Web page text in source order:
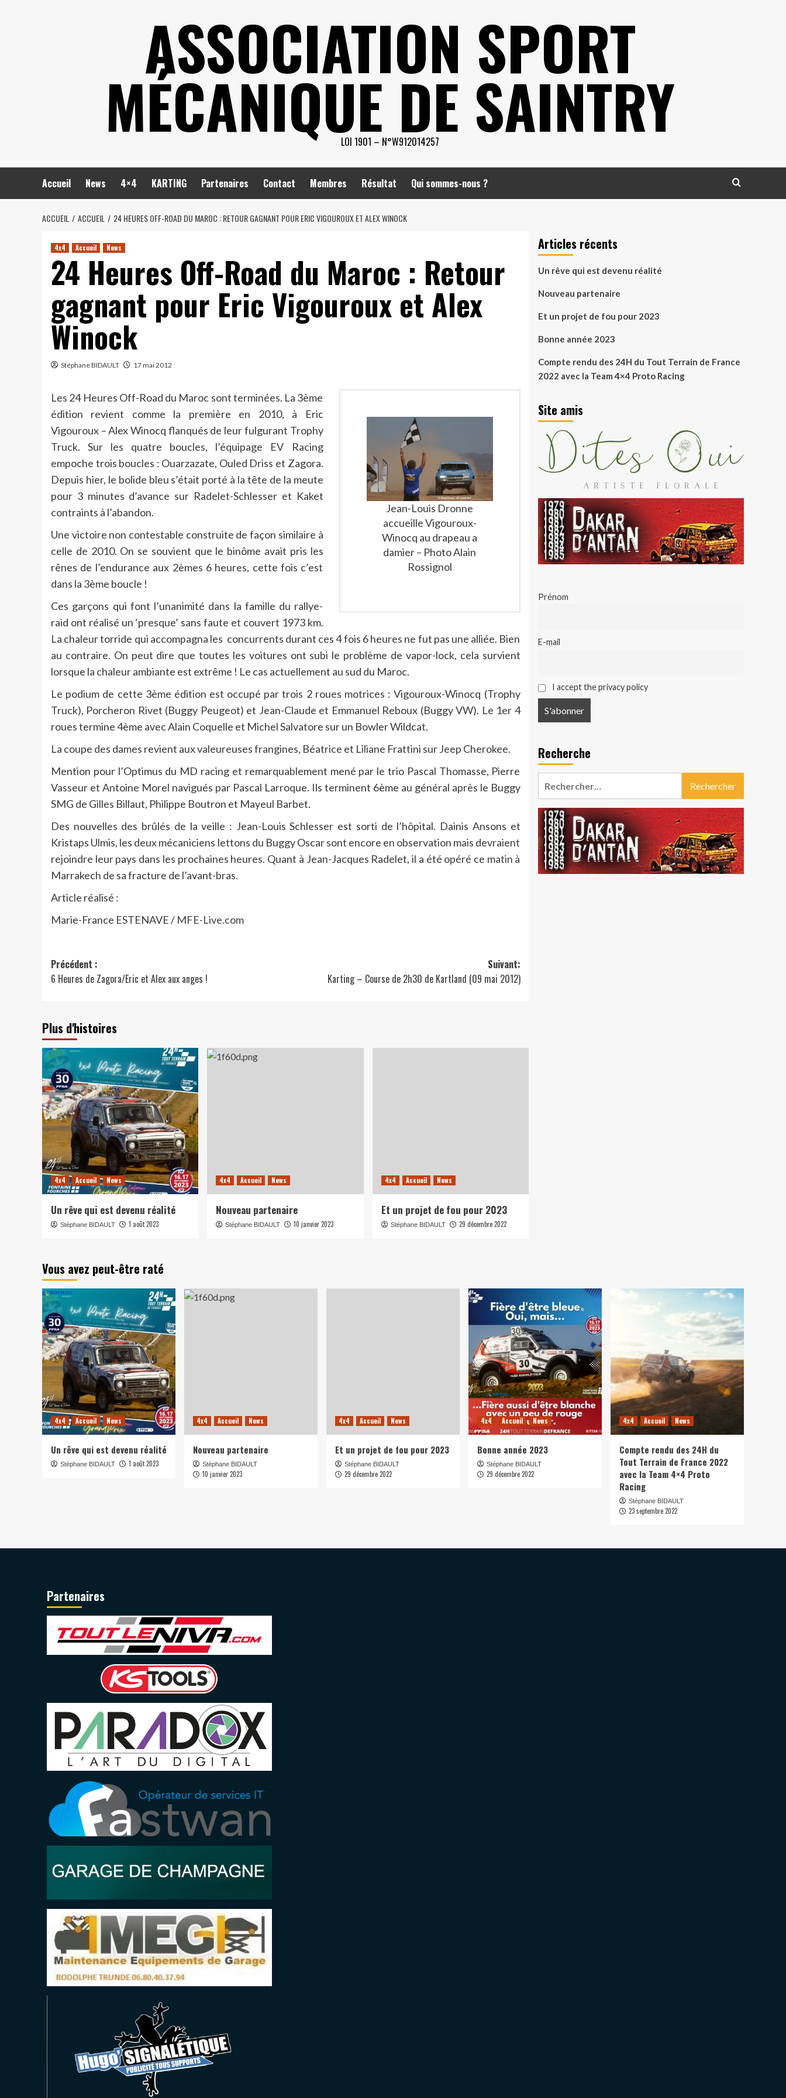
ASSOCIATION SPORT
MÉCANIQUE DE SAINTRY
LOI 1901 – N°W912014257
Accueil News 4×4 KARTING Partenaires Contact Membres Résultat Qui sommes-nous ?
ACCUEIL ACCUEIL 24 HEURES OFF-ROAD DU MAROC : RETOUR GAGNANT POUR ERIC VIGOUROUX ET ALEX WINOCK
4x4 Accueil News
24 Heures Off-Road du Maroc : Retour
gagnant pour Eric Vigouroux et Alex
Winock
Stéphane BIDAULT 17 mai 2012
Jean-Louis Dronne
accueille Vigouroux-
Winocq au drapeau a
damier – Photo Alain
Rossignol
Les 24 Heures Off-Road du Maroc sont terminées. La 3ème
édition revient comme la première en 2010, à Eric
Vigouroux – Alex Winocq flanqués de leur fulgurant Trophy
Truck. Sur les quatre boucles, l’équipage EV Racing
empoche trois boucles : Ouarzazate, Ouled Driss et Zagora.
Depuis hier, le bolide bleu s’était porté à la tête de la meute
pour 3 minutes d’avance sur Radelet-Schlesser et Kaket
contraints à l’abandon.
Une victoire non contestable construite de façon similaire à
celle de 2010. On se souvient que le binôme avait pris les
rênes de l’endurance aux 2èmes 6 heures, cette fois c’est
dans la 3ème boucle !
Ces garçons qui font l’unanimité dans la famille du rallye-
raid ont réalisé un ‘presque’ sans faute et couvert 1973 km.
La chaleur torride qui accompagna les concurrents durant ces 4 fois 6 heures ne fut pas une alliée. Bien
au contraire. On peut dire que toutes les voitures ont subi le problème de vapor-lock, cela survient
lorsque la chaleur ambiante est extrême ! Le cas actuellement au sud du Maroc.
Le podium de cette 3ème édition est occupé par trois 2 roues motrices : Vigouroux-Winocq (Trophy
Truck), Porcheron Rivet (Buggy Peugeot) et Jean-Claude et Emmanuel Reboux (Buggy VW). Le 1er 4
roues termine 4ème avec Alain Coquelle et Michel Salvatore sur un Bowler Wildcat.
La coupe des dames revient aux valeureuses frangines, Béatrice et Liliane Frattini sur Jeep Cherokee.
Mention pour l’Optimus du MD racing et remarquablement mené par le trio Pascal Thomasse, Pierre
Vasseur et Antoine Morel navigués par Pascal Larroque. Ils terminent 6ème au général après le Buggy
SMG de Gilles Billaut, Philippe Boutron et Mayeul Barbet.
Des nouvelles des brûlés de la veille : Jean-Louis Schlesser est sorti de l’hôpital. Dainis Ansons et
Kristaps Ulmis, les deux mécaniciens lettons du Buggy Oscar sont encore en observation mais devraient
rejoindre leur pays dans les prochaines heures. Quant à Jean-Jacques Radelet, il a été opéré ce matin à
Marrakech de sa fracture de l’avant-bras.
Article réalisé :
Marie-France ESTENAVE / MFE-Live.com
Navigation
d’article
Précédent :
6 Heures de Zagora/Eric et Alex aux anges !
Suivant:
Karting – Course de 2h30 de Kartland (09 mai 2012)
Plus d'histoires
4x4 Accueil News
Un rêve qui est devenu réalité
Stéphane BIDAULT 1 août 2023
4x4 Accueil News
Nouveau partenaire
Stéphane BIDAULT 10 janvier 2023
4x4 Accueil News
Et un projet de fou pour 2023
Stéphane BIDAULT 29 décembre 2022
Articles récents
Un rêve qui est devenu réalité
Nouveau partenaire
Et un projet de fou pour 2023
Bonne année 2023
Compte rendu des 24H du Tout Terrain de France
2022 avec la Team 4×4 Proto Racing
Site amis
Prénom
E-mail
I accept the privacy policy
Recherche
Vous avez peut-être raté
4x4 Accueil News
Un rêve qui est devenu réalité
Stéphane BIDAULT 1 août 2023
4x4 Accueil News
Nouveau partenaire
Stéphane BIDAULT
10 janvier 2023
4x4 Accueil News
Et un projet de fou pour 2023
Stéphane BIDAULT
29 décembre 2022
4x4 Accueil News
Bonne année 2023
Stéphane BIDAULT
29 décembre 2022
4x4 Accueil News
Compte rendu des 24H du
Tout Terrain de France 2022
avec la Team 4×4 Proto
Racing
Stéphane BIDAULT
23 septembre 2022
Partenaires